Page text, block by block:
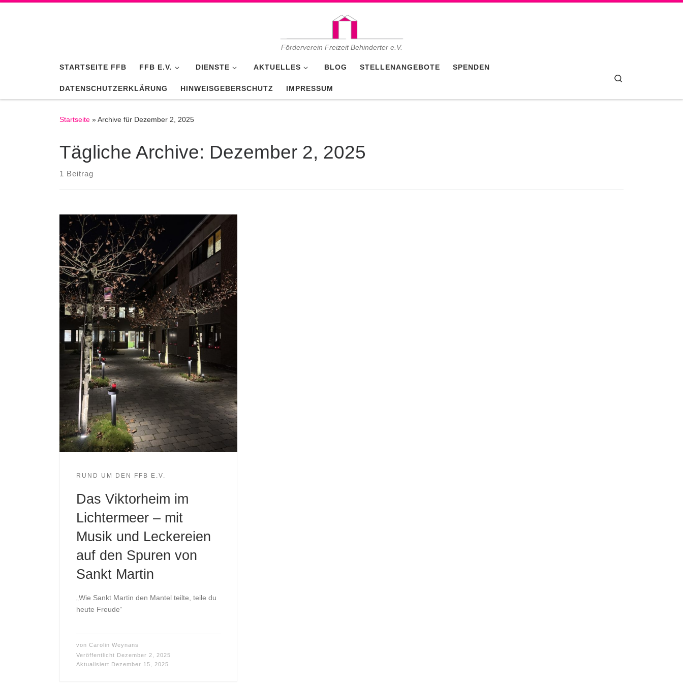
Förderverein Freizeit Behinderter e.V.
STARTSEITE FFB FFB E.V. DIENSTE AKTUELLES BLOG STELLENANGEBOTE SPENDEN
DATENSCHUTZERKLÄRUNG HINWEISGEBERSCHUTZ IMPRESSUM
Startseite »Archive für Dezember 2, 2025
Tägliche Archive: Dezember 2, 2025
1 Beitrag
RUND UM DEN FFB E.V.
Das Viktorheim im
Lichtermeer – mit
Musik und Leckereien
auf den Spuren von
Sankt Martin
„Wie Sankt Martin den Mantel teilte, teile du
heute Freude“
von Carolin Weynans
Veröffentlicht Dezember 2, 2025
Aktualisiert Dezember 15, 2025